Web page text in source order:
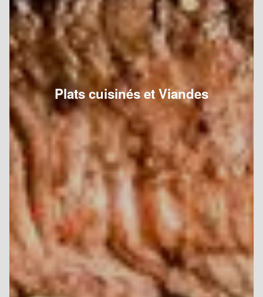
Plats cuisinés et Viandes